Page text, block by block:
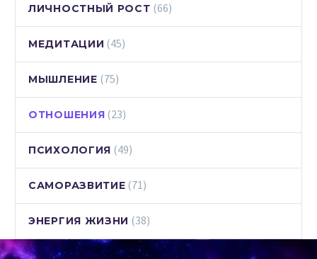
ЛИЧНОСТНЫЙ РОСТ (66)
МЕДИТАЦИИ (45)
МЫШЛЕНИЕ (75)
ОТНОШЕНИЯ (23)
ПСИХОЛОГИЯ (49)
САМОРАЗВИТИЕ (71)
ЭНЕРГИЯ ЖИЗНИ (38)